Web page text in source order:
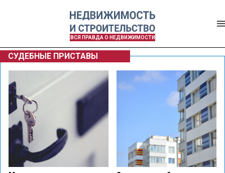
ВСЯ ПРАВДА О НЕДВИЖИМОСТИ
СУДЕБНЫЕ ПРИСТАВЫ